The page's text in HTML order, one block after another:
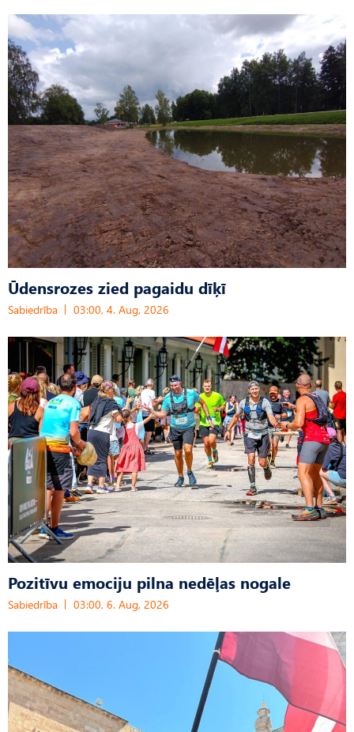
Ūdensrozes zied pagaidu dīķī
Sabiedrība 03:00, 4. Aug, 2026
Pozitīvu emociju pilna nedēļas nogale
Sabiedrība 03:00, 6. Aug, 2026